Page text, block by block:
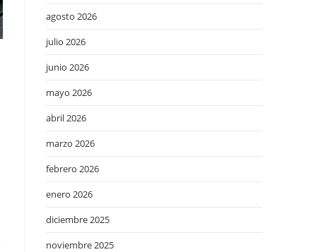
agosto 2026
julio 2026
junio 2026
mayo 2026
abril 2026
marzo 2026
febrero 2026
enero 2026
diciembre 2025
noviembre 2025